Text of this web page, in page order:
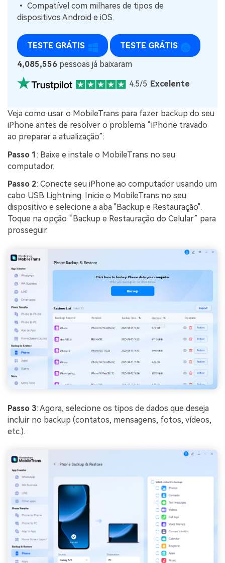
• Compatível com milhares de tipos de
dispositivos Android e iOS.
TESTE GRÁTIS
TESTE GRÁTIS
4,085,556 pessoas já baixaram
4.5/5 Excelente
Veja como usar o MobileTrans para fazer backup do seu
iPhone antes de resolver o problema “iPhone travado
ao preparar a atualização”:
Passo 1: Baixe e instale o MobileTrans no seu
computador.
Passo 2: Conecte seu iPhone ao computador usando um
cabo USB Lightning. Inicie o MobileTrans no seu
dispositivo e selecione a aba "Backup e Restauração".
Toque na opção “Backup e Restauração do Celular” para
prosseguir.
Passo 3: Agora, selecione os tipos de dados que deseja
incluir no backup (contatos, mensagens, fotos, vídeos,
etc.).